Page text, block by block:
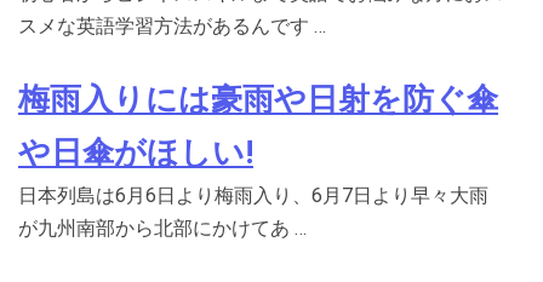
スメな英語学習方法があるんです …
梅雨入りには豪雨や日射を防ぐ傘
や日傘がほしい!
日本列島は6月6日より梅雨入り、6月7日より早々大雨
が九州南部から北部にかけてあ …